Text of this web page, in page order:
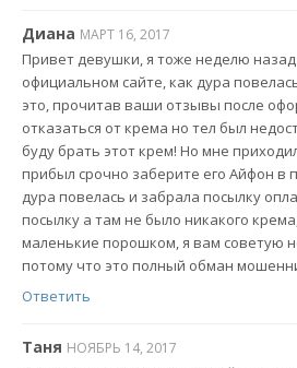
Диана МАРТ 16, 2017
Привет девушки, я тоже неделю назад
официальном сайте, как дура
это, прочитав ваши отзывы после
отказаться от крема но тел был
буду брать этот крем! Но мне
прибыл срочно заберите его Айфон в
дура повелась и забрала посылку
посылку а там не было никакого
маленькие порошком, я вам советую
потому что это полный обман
Ответить
Таня НОЯБРЬ 14, 2017